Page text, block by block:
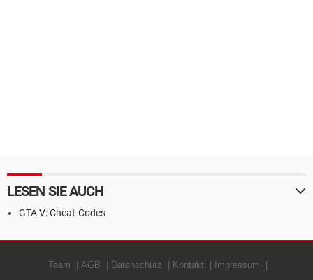
LESEN SIE AUCH
GTA V: Cheat-Codes
Team AGB Datenschutz Kontakt
Impressum